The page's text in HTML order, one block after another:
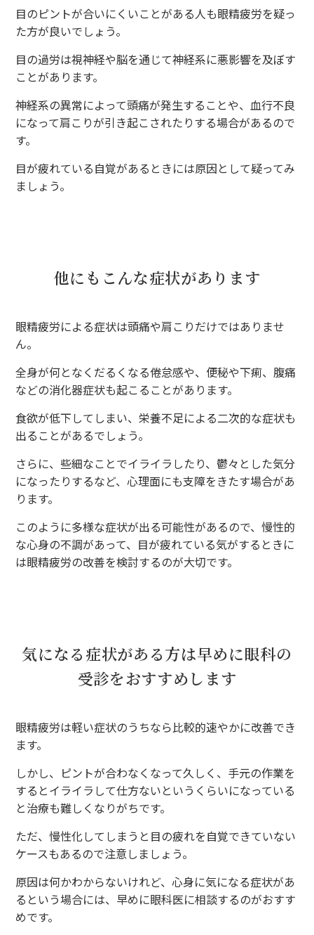
目のピントが合いにくいことがある人も眼精疲労を疑っ
た方が良いでしょう。
目の過労は視神経や脳を通じて神経系に悪影響を及ぼす
ことがあります。
神経系の異常によって頭痛が発生することや、血行不良
になって肩こりが引き起こされたりする場合があるので
す。
目が疲れている自覚があるときには原因として疑ってみ
ましょう。
他にもこんな症状があります
眼精疲労による症状は頭痛や肩こりだけではありませ
ん。
全身が何となくだるくなる倦怠感や、便秘や下痢、腹痛
などの消化器症状も起こることがあります。
食欲が低下してしまい、栄養不足による二次的な症状も
出ることがあるでしょう。
さらに、些細なことでイライラしたり、鬱々とした気分
になったりするなど、心理面にも支障をきたす場合があ
ります。
このように多様な症状が出る可能性があるので、慢性的
な心身の不調があって、目が疲れている気がするときに
は眼精疲労の改善を検討するのが大切です。
気になる症状がある方は早めに眼科の
受診をおすすめします
眼精疲労は軽い症状のうちなら比較的速やかに改善でき
ます。
しかし、ピントが合わなくなって久しく、手元の作業を
するとイライラして仕方ないというくらいになっている
と治療も難しくなりがちです。
ただ、慢性化してしまうと目の疲れを自覚できていない
ケースもあるので注意しましょう。
原因は何かわからないけれど、心身に気になる症状があ
るという場合には、早めに眼科医に相談するのがおすす
めです。